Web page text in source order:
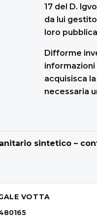
17 del D.
da lui
loro
Difforme
informazioni
acquisisca
necessaria
sintetico –
VOTTA